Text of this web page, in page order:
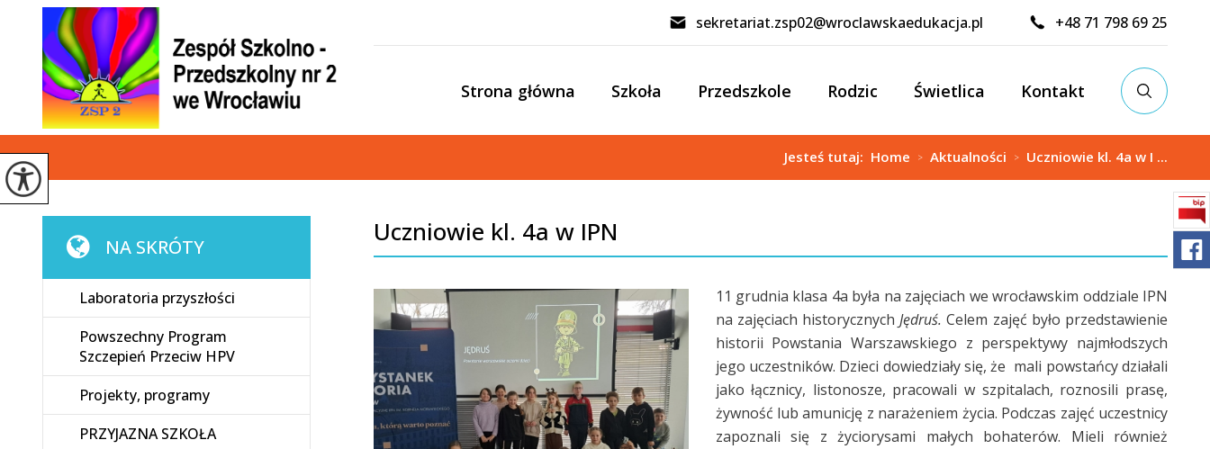
sekretariat.zsp02@wroclawskaedukacja.pl +48 71 798 69 25
Strona główna Szkoła Przedszkole Rodzic Świetlica Kontakt
Jesteś tutaj: Home > Aktualności > Uczniowie kl. 4a w I ...
Uczniowie kl. 4a w IPN
11 grudnia klasa 4a była na zajęciach we wrocławskim oddziale IPN
na zajęciach historycznychJędruś.Celem zajęć było przedstawienie
historii Powstania Warszawskiego z perspektywy najmłodszych
jego uczestników. Dzieci dowiedziały się, że mali powstańcy działali
jako łącznicy, listonosze, pracowali w szpitalach, roznosili prasę,
żywność lub amunicję z narażeniem życia. Podczas zajęć uczestnicy
zapoznali się z życiorysami małych bohaterów. Mieli również
NA SKRÓTY
Laboratoria przyszłości
Powszechny Program
Szczepień Przeciw HPV
Projekty, programy
PRZYJAZNA SZKOŁA